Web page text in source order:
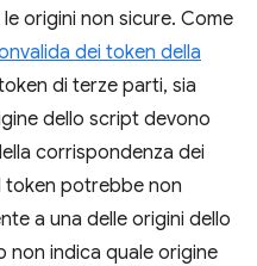
origini non sicure. Come
dei token della
di terze parti, sia
dello script devono
corrispondenza dei
token potrebbe non
a una delle origini dello
non indica quale origine